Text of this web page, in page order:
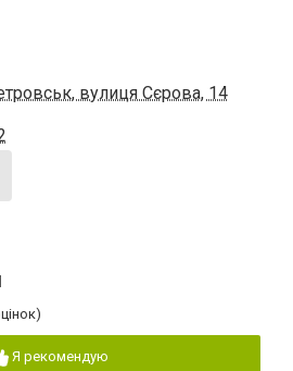
вулиця Сєрова, 14
Я рекомендую